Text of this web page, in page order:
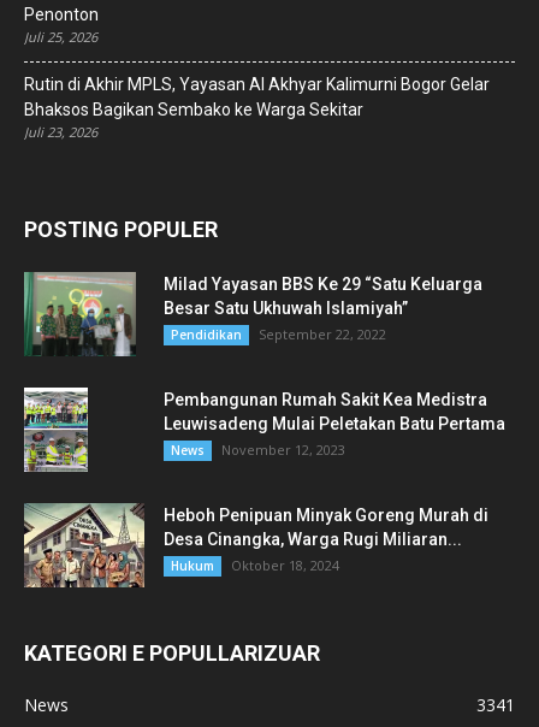
Penonton
Juli 25, 2026
Rutin di Akhir MPLS, Yayasan Al Akhyar Kalimurni Bogor Gelar
Bhaksos Bagikan Sembako ke Warga Sekitar
Juli 23, 2026
POSTING POPULER
Milad Yayasan BBS Ke 29 “Satu Keluarga
Besar Satu Ukhuwah Islamiyah”
Pendidikan September 22, 2022
Pembangunan Rumah Sakit Kea Medistra
Leuwisadeng Mulai Peletakan Batu Pertama
News November 12, 2023
Heboh Penipuan Minyak Goreng Murah di
Desa Cinangka, Warga Rugi Miliaran...
Hukum Oktober 18, 2024
KATEGORI E POPULLARIZUAR
News
3341